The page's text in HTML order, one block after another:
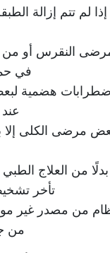
لم تتم إزالة
النقرس أو من
في
هضمية
عند
مرضى الكلى إلا
بدلًا من العلاج
تأخر
من مصدر غير
من